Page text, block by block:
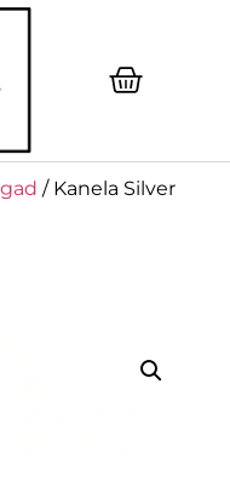
/ Kanela Silver